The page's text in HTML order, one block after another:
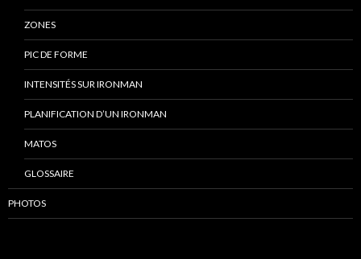
ZONES
PIC DE FORME
INTENSITÉS SUR IRONMAN
PLANIFICATION D’UN IRONMAN
MATOS
GLOSSAIRE
PHOTOS